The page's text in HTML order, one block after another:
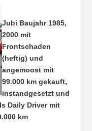
Jubi Baujahr 1985,
2000 mit
Frontschaden
(heftig) und
angemoost mit
99.000 km gekauft,
instandgesetzt und
Daily Driver mit
km